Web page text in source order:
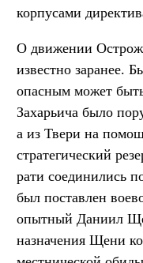
корпусами
О движении
известно заранее.
опасным может
Захарьича было
а из Твери на
стратегический
рати соединились
был поставлен
опытный Даниил
назначения Щени